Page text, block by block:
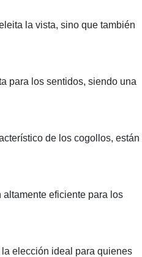
la vista, sino que también
para los sentidos, siendo una
de los cogollos, están
eficiente para los
elección ideal para quienes